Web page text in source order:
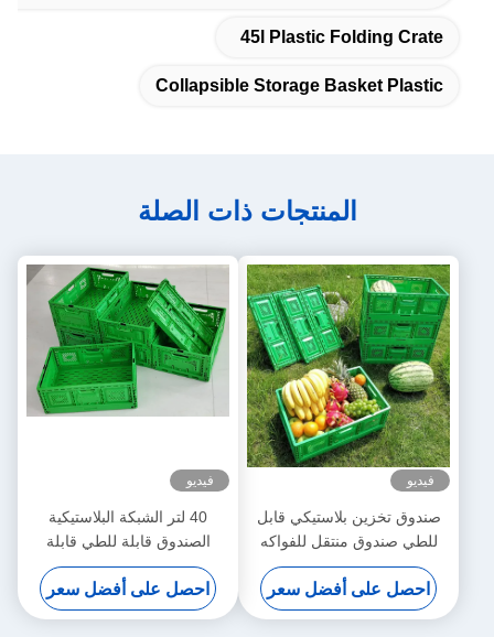
45l Plastic Folding Crate
Collapsible Storage Basket Plastic
المنتجات ذات الصلة
فيديو
صندوق تخزين بلاستيكي قابل
للطي صندوق منتقل للفواكه
بلاستيكي 600x400x220mm
احصل على أفضل سعر
فيديو
40 لتر الشبكة البلاستيكية
الصندوق قابلة للطي قابلة
للتراص الصندوق المتحرك سلة
التخزين الفواكه
احصل على أفضل سعر